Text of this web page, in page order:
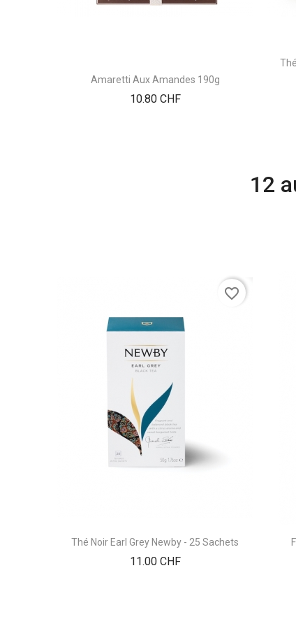
Amaretti Aux Amandes 190g
10.80 CHFPrix
12
Thé Noir Earl Grey Newby - 25 Sachets
11.00 CHFPrix
favorite_border